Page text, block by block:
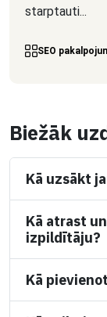
starptauti...
SEO
Biežāk
Kā uzsākt
Kā atrast
izpildītāju?
Kā